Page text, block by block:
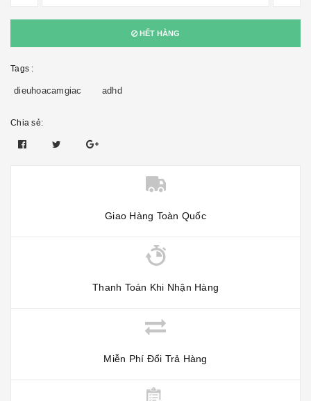
HẾT HÀNG
Tags :
dieuhoacamgiac adhd
Chia sẻ:
Giao Hàng Toàn Quốc
Thanh Toán Khi Nhận Hàng
Miễn Phí Đổi Trả Hàng